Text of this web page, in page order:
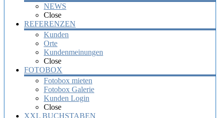
Hochzeiten,
Geburtstag
Betriebsfeiern
NEWS
Close
REFERENZEN
Kunden
Orte
Kundenmeinungen
Close
FOTOBOX
Fotobox mieten
Fotobox Galerie
Kunden Login
Close
XXL BUCHSTABEN